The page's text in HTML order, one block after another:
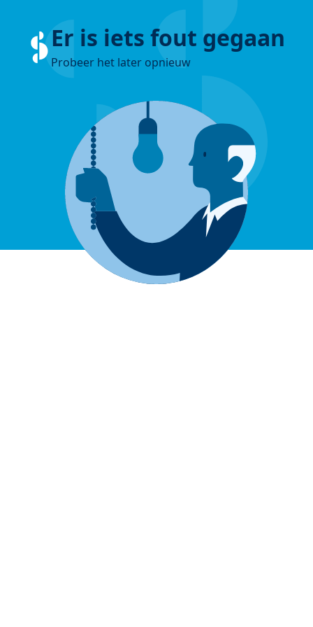
Er is iets fout gegaan
Probeer het later opnieuw